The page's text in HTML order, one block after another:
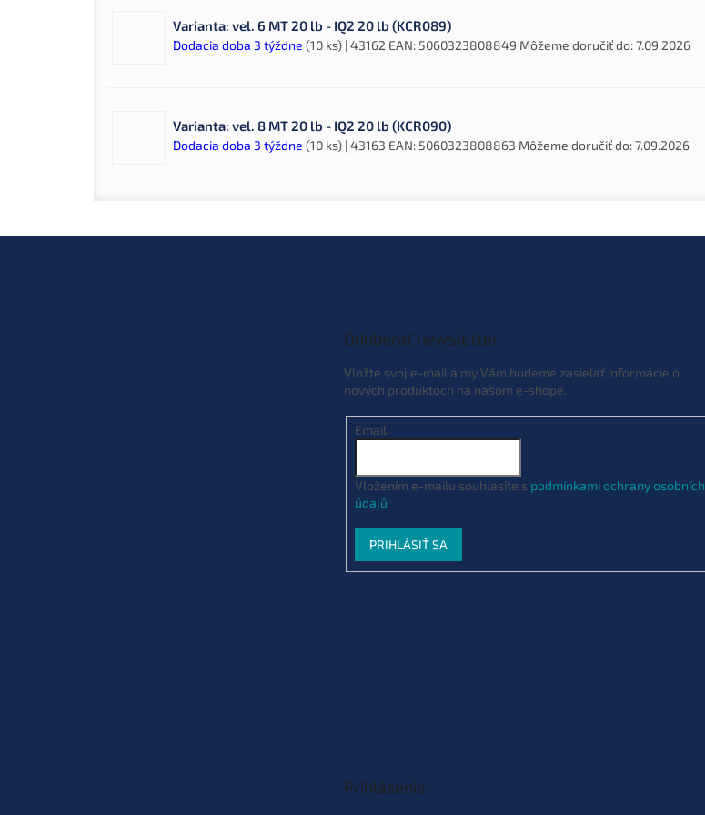
Varianta: vel. 6 MT 20 lb - IQ2 20 lb (KCR089)
Dodacia doba 3 týždne (10 ks) | 43162 EAN: 5060323808849 Môžeme doručiť do:7.09.2026
Varianta: vel. 8 MT 20 lb - IQ2 20 lb (KCR090)
Dodacia doba 3 týždne (10 ks) | 43163 EAN:5060323808863 Môžeme doručiť do:7.09.2026
Odoberať newsletter
Vložte svoj e-mail a my Vám budeme zasielať informácie o
nových produktoch na našom e-shope.
Email
Vložením e-mailu souhlasíte s podmínkami ochrany osobních
údajů
PRIHLÁSIŤ SA
Prihlásenie